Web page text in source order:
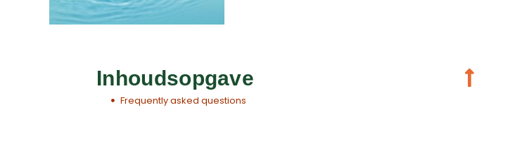
Inhoudsopgave
Frequently asked questions